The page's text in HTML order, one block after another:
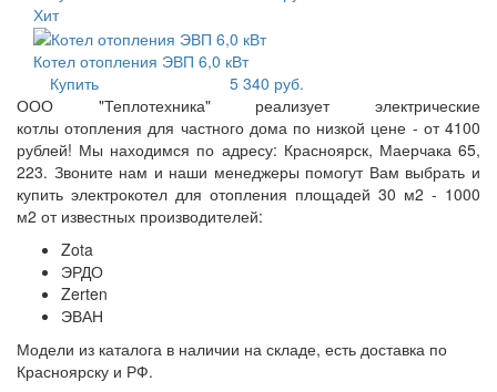
Хит
Котел отопления ЭВП 6,0 кВт
Купить
5 340 руб.
ООО "Теплотехника" реализует электрические
котлы отопления для частного дома по низкой цене - от 4100
рублей! Мы находимся по адресу: Красноярск, Маерчака 65,
223. Звоните нам и наши менеджеры помогут Вам выбрать и
купить электрокотел для отопления площадей 30 м2 - 1000
м2 от известных производителей:
Zota
ЭРДО
Zerten
ЭВАН
Модели из каталога в наличии на складе, есть доставка по
Красноярску и РФ.